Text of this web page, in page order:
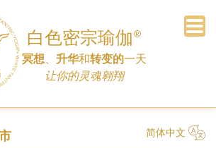
白色密宗瑜伽 ®
冥想 升华和转变的一天
让你的灵魂翱翔
主页
公告
车间
日程
联系
常见问题
历史
链接
订阅电子报
捐赠
简体中文